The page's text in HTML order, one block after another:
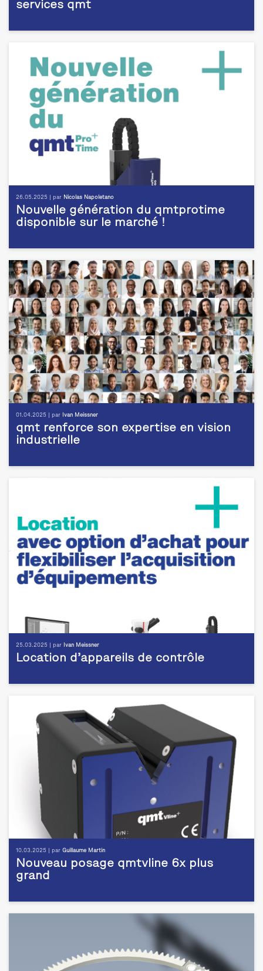
services qmt
26.05.2025 | par Nicolas Napoletano
Nouvelle génération du qmtprotime
disponible sur le marché !
01.04.2025 | par Ivan Meissner
qmt renforce son expertise en vision
industrielle
25.03.2025 | par Ivan Meissner
Location d’appareils de contrôle
10.03.2025 | par Guillaume Martin
Nouveau posage qmtvline 6x plus
grand